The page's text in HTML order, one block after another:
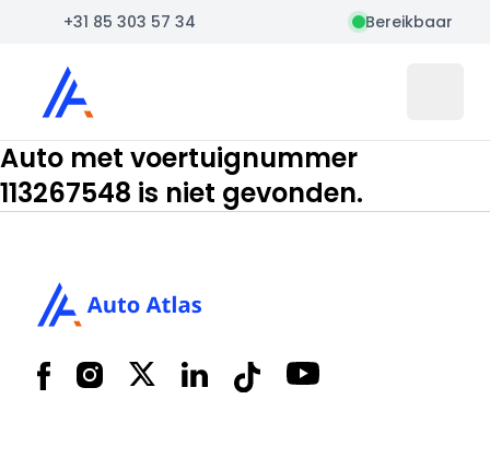
+31 85 303 57 34 Bereikbaar
Auto Atlas
Auto met voertuignummer
113267548 is niet gevonden.
FacebookInstagram
X LinkedInTiktok YouTube